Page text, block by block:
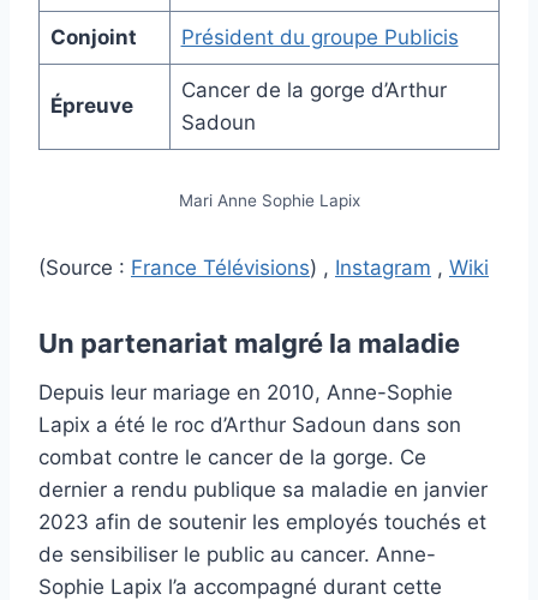
Conjoint Président du groupe Publicis
Épreuve
Cancer de la gorge d’Arthur
Sadoun
Mari Anne Sophie Lapix
(Source : France Télévisions) , Instagram , Wiki
Un partenariat malgré la maladie
Depuis leur mariage en 2010, Anne-Sophie
Lapix a été le roc d’Arthur Sadoun dans son
combat contre le cancer de la gorge. Ce
dernier a rendu publique sa maladie en janvier
2023 afin de soutenir les employés touchés et
de sensibiliser le public au cancer. Anne-
Sophie Lapix l’a accompagné durant cette